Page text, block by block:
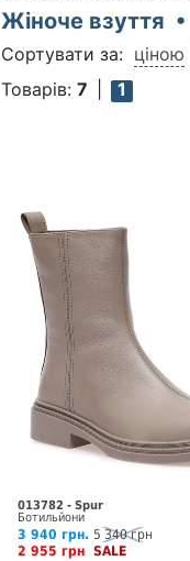
Жіноче взуття
Сортувати за: ціною
Товарів: 7 1
013782 - Spur
Ботильйони
3 940 грн. 5 340 грн
2 955 грн SALE